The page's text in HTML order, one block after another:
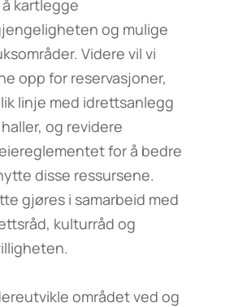
kartlegge
og mulige
Videre vil vi
opp for reservasjoner,
linje med idrettsanlegg
og revidere
for å bedre
disse ressursene.
gjøres i samarbeid med
kulturråd og
området ved og